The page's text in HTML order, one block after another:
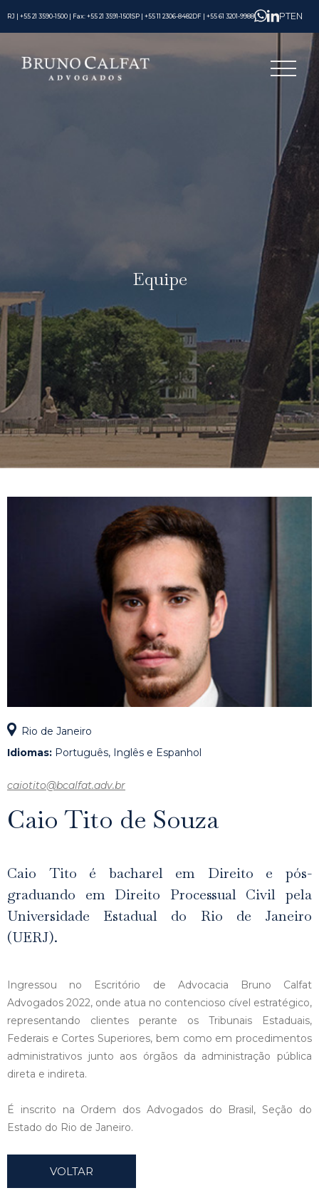
RJ | +55 21 3590-1500 | Fax: +55 21 3591-1501SP | +55 11 2306-8482 DF | +55 61 3201-9988 PTEN
Equipe
Rio de Janeiro
Idiomas: Português, Inglês e Espanhol
caiotito@bcalfat.adv.br
Caio Tito de Souza
Caio Tito é bacharel em Direito e pós-
graduando em Direito Processual Civil pela
Universidade Estadual do Rio de Janeiro
(UERJ).
Ingressou no Escritório de Advocacia Bruno Calfat
Advogados 2022, onde atua no contencioso cível estratégico,
representando clientes perante os Tribunais Estaduais,
Federais e Cortes Superiores, bem como em procedimentos
administrativos junto aos órgãos da administração pública
direta e indireta.
É inscrito na Ordem dos Advogados do Brasil, Seção do
Estado do Rio de Janeiro.
VOLTAR